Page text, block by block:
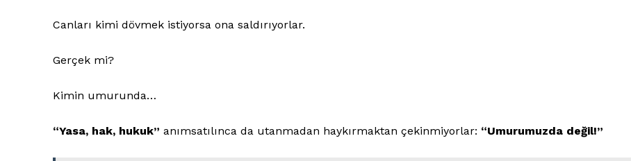
Canları kimi dövmek istiyorsa ona saldırıyorlar.
Gerçek mi?
Kimin umurunda…
“Yasa, hak, hukuk” anımsatılınca da utanmadan haykırmaktan çekinmiyorlar: “Umurumuzda değil!”